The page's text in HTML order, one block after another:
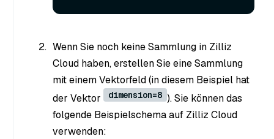
Wenn Sie noch keine Sammlung in Zilliz
Cloud haben, erstellen Sie eine Sammlung
mit einem Vektorfeld (in diesem Beispiel hat
der Vektor
dimension=8 ). Sie können das
folgende Beispielschema auf Zilliz Cloud
verwenden: